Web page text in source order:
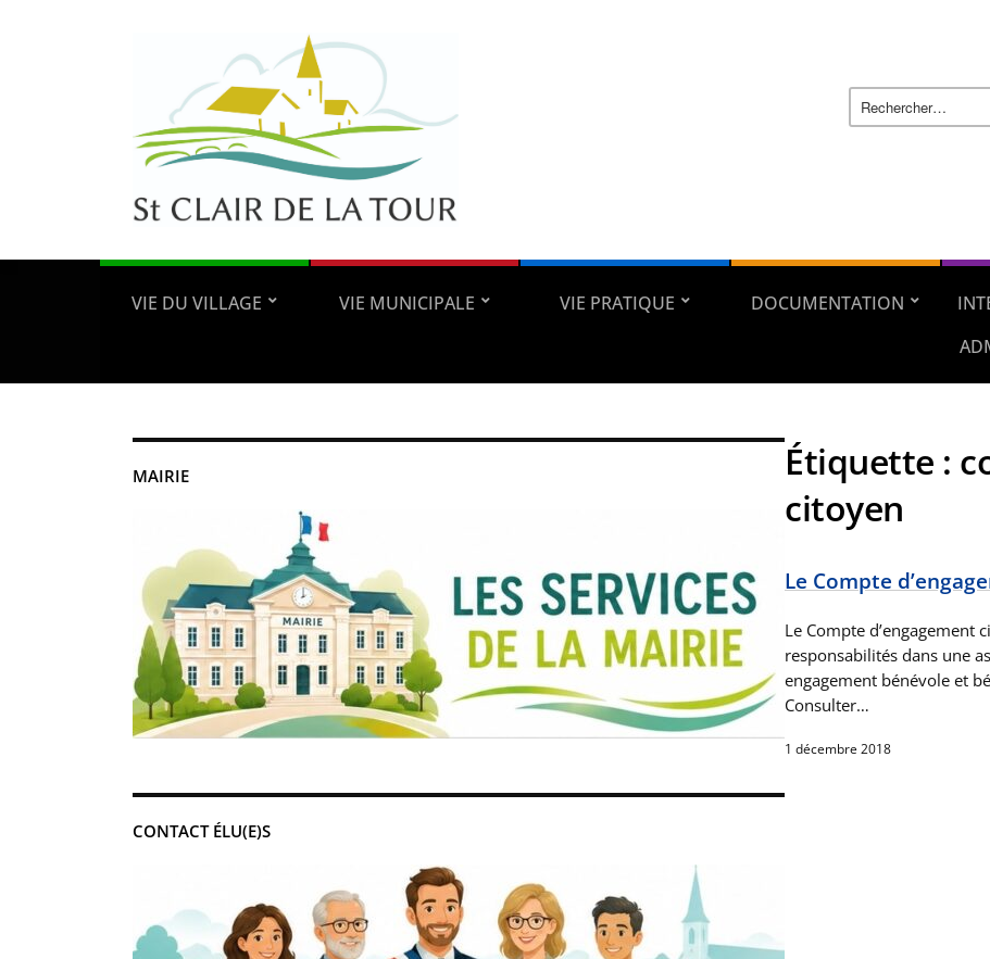
VIE DU VILLAGE VIE MUNICIPALE VIE PRATIQUE DOCUMENTATION
MAIRIE
CONTACT ÉLU(E)S
Étiquette :
citoyen
Le Compte
Le Compte d’engagement
responsabilités dans une
engagement bénévole et
Consulter…
1 décembre 2018